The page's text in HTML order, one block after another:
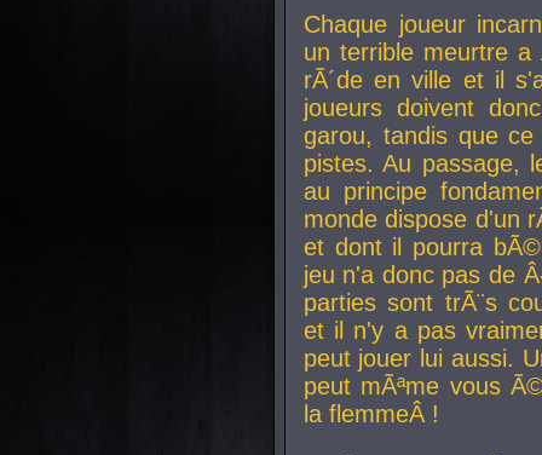
Chaque joueur
un terrible meurtre
rÃ´de en ville et il
joueurs doivent
garou, tandis que
pistes. Au passage,
au principe
monde dispose d'un
et dont il pourra
jeu n'a donc pas de
parties sont trÃ¨s
et il n'y a pas
peut jouer lui aussi.
peut mÃªme vous
la flemmeÂ !